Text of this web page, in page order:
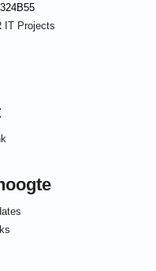
IT Projects